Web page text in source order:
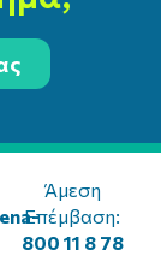
Άμεση
Επέμβαση:
800 11 8 78